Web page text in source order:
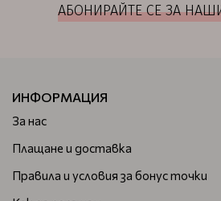
АБОНИРАЙТЕ СЕ ЗА
ИНФОРМАЦИЯ
За нас
Плащане и доставка
Правила и условия за бонус точки